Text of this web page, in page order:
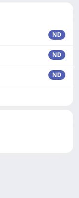
ND
ND
ND